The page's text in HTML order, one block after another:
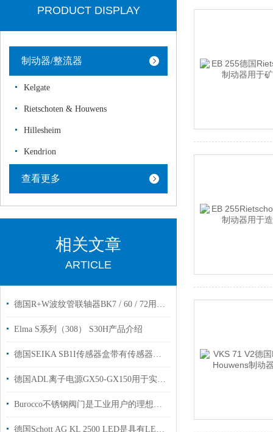
PRODUCT DISPLAY
制动器/整流器
Kelgate
Rietschoten & Houwens
Hillesheim
Kendrion
查看更多
相关文章
ARTICLE
德国R+W波纹管联轴器BK7 / 60 / 72用于机械工程生产制造
Elma S系列（308） S30H产品介绍
德国SEIKA SB1I传感器盒带有传感器和电流归一化放大器木材加工行业使用
德国ADL离子电源GX50-GX150用于实验室中的小型磁控管和半导体真空镀膜
Burocco不锈钢阀门是工业用户的理想选择
德国Schott AG KL 2500 LED是具有LED光引擎的先进冷光源